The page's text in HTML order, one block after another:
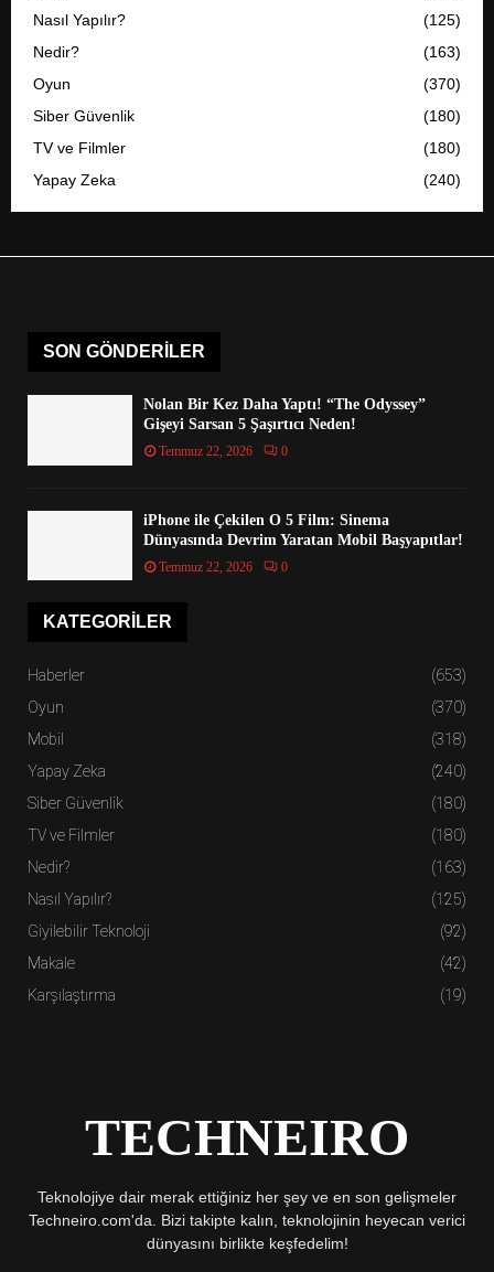
Nasıl Yapılır?
(125)
Nedir?
(163)
Oyun
(370)
Siber Güvenlik
(180)
TV ve Filmler
(180)
Yapay Zeka
(240)
SON GÖNDERILER
Nolan Bir Kez Daha Yaptı! “The Odyssey”
Gişeyi Sarsan 5 Şaşırtıcı Neden!
Temmuz 22, 2026 0
iPhone ile Çekilen O 5 Film: Sinema
Dünyasında Devrim Yaratan Mobil Başyapıtlar!
Temmuz 22, 2026 0
KATEGORILER
Haberler
(653)
Oyun
(370)
Mobil
(318)
Yapay Zeka
(240)
Siber Güvenlik
(180)
TV ve Filmler
(180)
Nedir?
(163)
Nasıl Yapılır?
(125)
Giyilebilir Teknoloji
(92)
Makale
(42)
Karşılaştırma
(19)
TECHNEIRO
Teknolojiye dair merak ettiğiniz her şey ve en son gelişmeler
Techneiro.com'da. Bizi takipte kalın, teknolojinin heyecan verici
dünyasını birlikte keşfedelim!